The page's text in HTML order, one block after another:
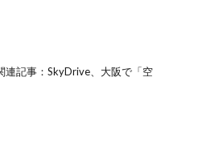
連記事：SkyDrive、大阪で「空